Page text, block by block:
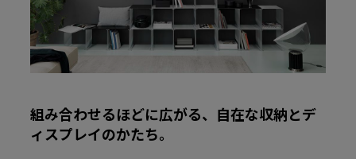
組み合わせるほどに広がる、自在な収納とデ
ィスプレイのかたち。